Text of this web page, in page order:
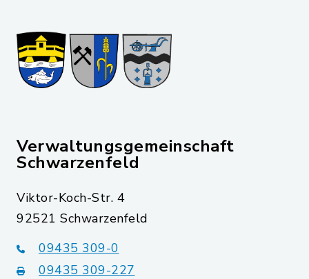
Verwaltungsgemeinschaft
Schwarzenfeld
Viktor-Koch-Str. 4
92521 Schwarzenfeld
09435 309-0
09435 309-227